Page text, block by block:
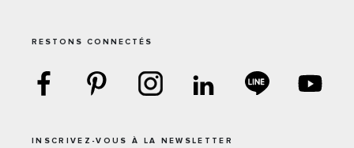
RESTONS CONNECTÉS
INSCRIVEZ-VOUS À LA NEWSLETTER